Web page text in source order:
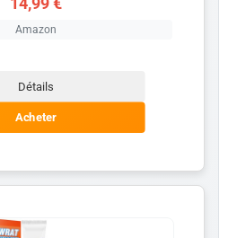
Amazon
Détails
Acheter